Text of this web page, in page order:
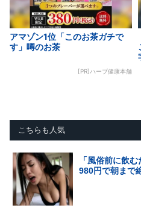
アマゾン1位「このお茶ガチで
す」噂のお茶
[PR]ハーブ健康本舗
こちらも人気
「風俗前に飲
980円で朝まで